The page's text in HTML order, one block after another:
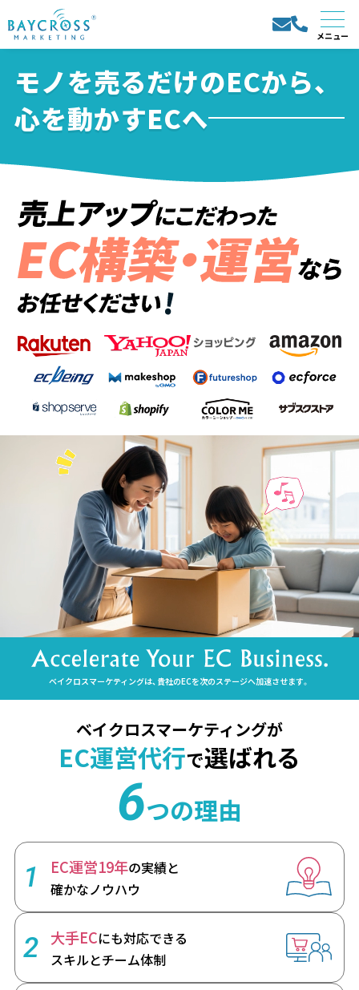
モノを売るだけのECから、
心を動かすECへ
ベイクロスマーケティングは、貴社のECを次のステージへ加速させます。
ベイクロスマーケティングが
EC運営代行で選ばれる
6つの理由
1 EC運営19年の実績と
確かなノウハウ
2 大手ECにも対応できる
スキルとチーム体制